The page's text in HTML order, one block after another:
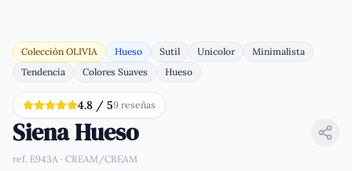
Colección OLIVIA Hueso Sutil Unicolor
Minimalista
Tendencia
Colores Suaves Hueso
Siena Hueso
4.8 / 59 reseñas
ref. E943A · CREAM/CREAM